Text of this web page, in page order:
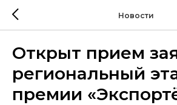
Новости
Открыт прием
региональный
премии